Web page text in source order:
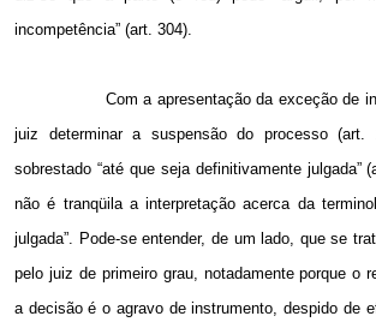
incompetência” (art. 304).
Com a apresentação da exceção de
juiz determinar a suspensão do processo
sobrestado “até que seja definitivamente julgada”
não é tranqüila a interpretação acerca da
julgada”. Pode-se entender, de um lado, que se
pelo juiz de primeiro grau, notadamente porque o
a decisão é o agravo de instrumento, despido de